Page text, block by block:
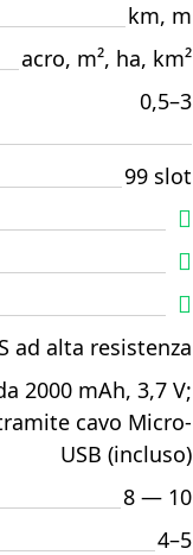
km, m
acro, m², ha, km²
0,5–3
99 slot
ad alta resistenza
2000 mAh, 3,7 V;
cavo Micro-
USB (incluso)
8 — 10
4–5